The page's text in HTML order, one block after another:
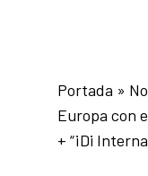
Portada »
Europa con
+ “¡Di